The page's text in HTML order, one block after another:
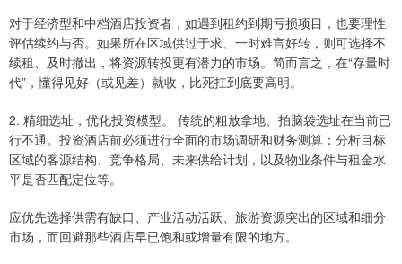
对于经济型和中档酒店投资者，如遇到租约到期亏损项目，也要理性
评估续约与否。如果所在区域供过于求、一时难言好转，则可选择不
续租、及时撤出，将资源转投更有潜力的市场。简而言之，在“存量时
代”，懂得见好（或见差）就收，比死扛到底要高明。
2. 精细选址，优化投资模型。 传统的粗放拿地、拍脑袋选址在当前已
行不通。投资酒店前必须进行全面的市场调研和财务测算：分析目标
区域的客源结构、竞争格局、未来供给计划，以及物业条件与租金水
平是否匹配定位等。
应优先选择供需有缺口、产业活动活跃、旅游资源突出的区域和细分
市场，而回避那些酒店早已饱和或增量有限的地方。